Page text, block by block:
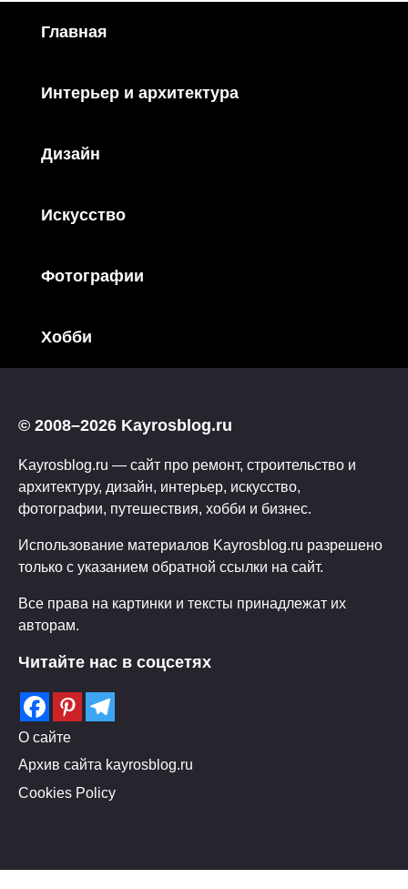
Главная
Интерьер и архитектура
Дизайн
Искусство
Фотографии
Хобби
© 2008–2026 Kayrosblog.ru
Kayrosblog.ru — сайт про ремонт, строительство и
архитектуру, дизайн, интерьер, искусство,
фотографии, путешествия, хобби и бизнес.
Использование материалов Kayrosblog.ru разрешено
только с указанием обратной ссылки на сайт.
Все права на картинки и тексты принадлежат их
авторам.
Читайте нас в соцсетях
О сайте
Архив сайта kayrosblog.ru
Cookies Policy